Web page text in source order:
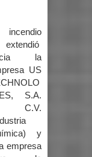
incendio
extendió
la
US
S.A.
C.V.
y
empresa